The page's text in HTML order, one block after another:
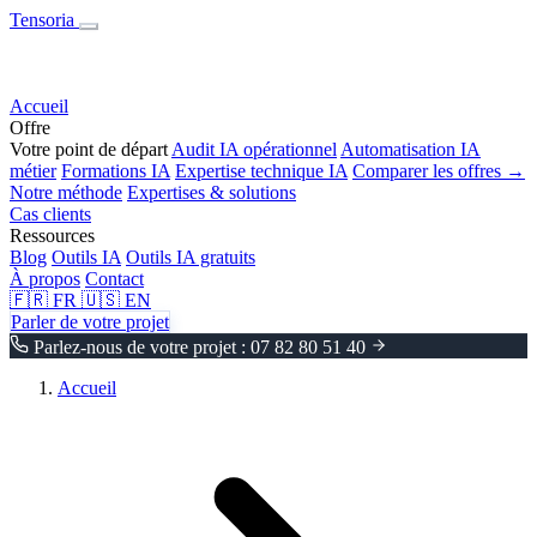
Tensoria
Accueil
Offre
Votre point de départ Audit IA opérationnel Automatisation IA
métier Formations IA Expertise technique IA Comparer les offres →
Notre méthode Expertises & solutions
Cas clients
Ressources
Blog Outils IA Outils IA gratuits
À propos Contact
🇫🇷 FR 🇺🇸 EN
Parler de votre projet
Parlez-nous de votre projet : 07 82 80 51 40
Accueil